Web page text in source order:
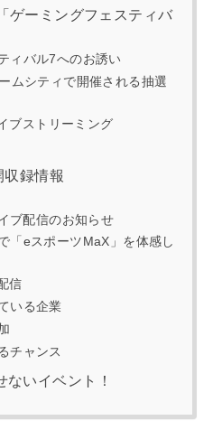
ゲーミングフェスティバ
ィバル7へのお誘い
ムシティで開催される抽選
ブストリーミング
録情報
ブ配信のお知らせ
「eスポーツMaX」を体感し
信
いる企業
チャンス
いイベント！